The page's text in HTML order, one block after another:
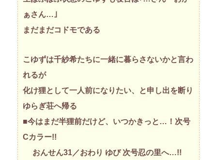
ぁさん…｣
まだまだコドモである
こゆずは千紗希たちに一緒に暮らさないかと言わ
れるが
化け狸として一人前になりたい、と申し出を断り
ゆらぎ荘へ帰る
■今はまだ半狸前だけど、いつかきっと…！次号
Cカラー!!
おんせん31／おわり ゆび 次号忍の里へ…!!